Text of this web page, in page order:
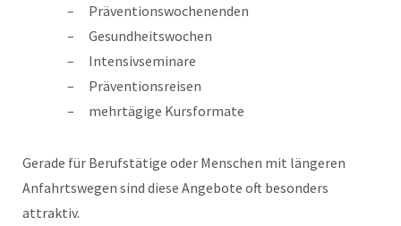
Präventionswochenenden
Gesundheitswochen
Intensivseminare
Präventionsreisen
mehrtägige Kursformate
Gerade für Berufstätige oder Menschen mit längeren
Anfahrtswegen sind diese Angebote oft besonders
attraktiv.